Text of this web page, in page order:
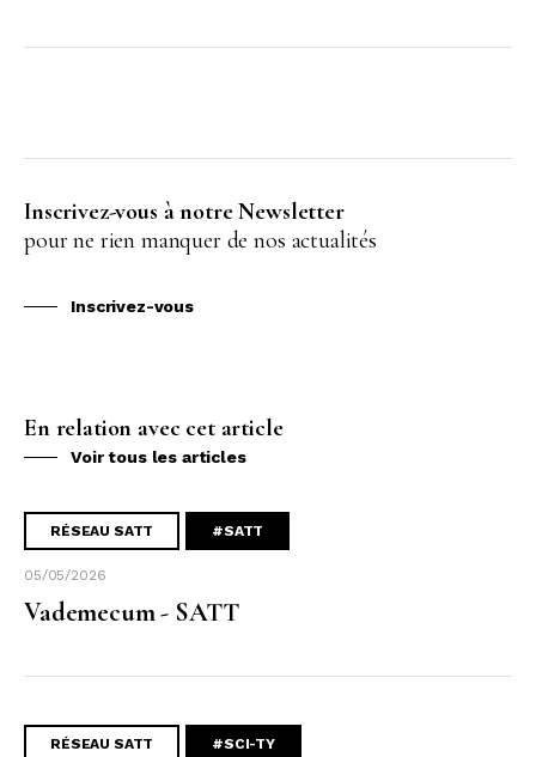
Inscrivez-vous à notre Newsletter
pour ne rien manquer de nos actualités
Inscrivez-vous
En relation avec cet article
Voir tous les articles
RÉSEAU SATT #SATT
05/05/2026
Vademecum - SATT
RÉSEAU SATT #SCI-TY